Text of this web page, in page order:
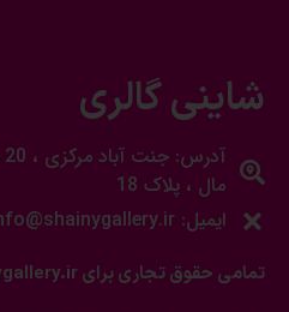
شاینی گالری
مال ، پلاک 18
ایمیل: info@shainygallery.ir
تمامی حقوق تجاری برای shainygallery.ir محفوظ است.